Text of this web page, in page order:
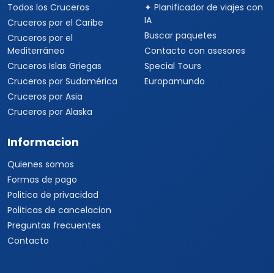
Todos los Cruceros
Cruceros por el Caribe
Cruceros por el
Mediterráneo
Cruceros Islas Griegas
Cruceros por Sudamérica
Cruceros por Asia
Cruceros por Alaska
✦ Planificador de viajes con
IA
Buscar paquetes
Contacto con asesores
Special Tours
Europamundo
Informacion
Quienes somos
Formas de pago
Politica de privacidad
Politicas de cancelacion
Preguntas frecuentes
Contacto